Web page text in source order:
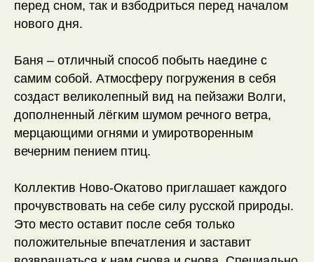
перед сном, так и взбодриться перед началом
нового дня.
Баня – отличный способ побыть наедине с
самим собой. Атмосферу погружения в себя
создаст великолепный вид на пейзажи Волги,
дополненный лёгким шумом речного ветра,
мерцающими огнями и умиротворенным
вечерним пением птиц.
Коллектив Ново-Окатово приглашает каждого
прочувствовать на себе силу русской природы.
Это место оставит после себя только
положительные впечатления и заставит
hello@novo-okatovo.ru
Instagram*
Разработка сайта
Доработка сайта
*компания Meta признана экстремистской
Публичная оферта
Политика конфиденциальности
MAX
Контакты для связи:
Партнеры